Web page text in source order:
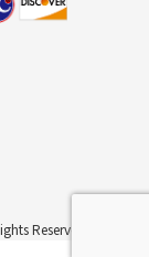
Reserved.